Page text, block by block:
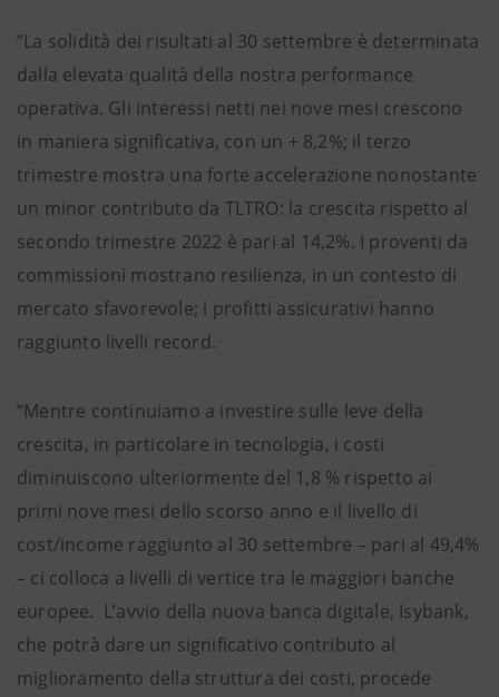
“La solidità dei risultati al 30 settembre è determinata
dalla elevata qualità della nostra performance
operativa. Gli interessi netti nei nove mesi crescono
in maniera significativa, con un + 8,2%; il terzo
trimestre mostra una forte accelerazione nonostante
un minor contributo da TLTRO: la crescita rispetto al
secondo trimestre 2022 è pari al 14,2%. I proventi da
commissioni mostrano resilienza, in un contesto di
mercato sfavorevole; i profitti assicurativi hanno
raggiunto livelli record.
“Mentre continuiamo a investire sulle leve della
crescita, in particolare in tecnologia, i costi
diminuiscono ulteriormente del 1,8 % rispetto ai
primi nove mesi dello scorso anno e il livello di
cost/income raggiunto al 30 settembre – pari al 49,4%
– ci colloca a livelli di vertice tra le maggiori banche
europee. L’avvio della nuova banca digitale, Isybank,
che potrà dare un significativo contributo al
miglioramento della struttura dei costi, procede